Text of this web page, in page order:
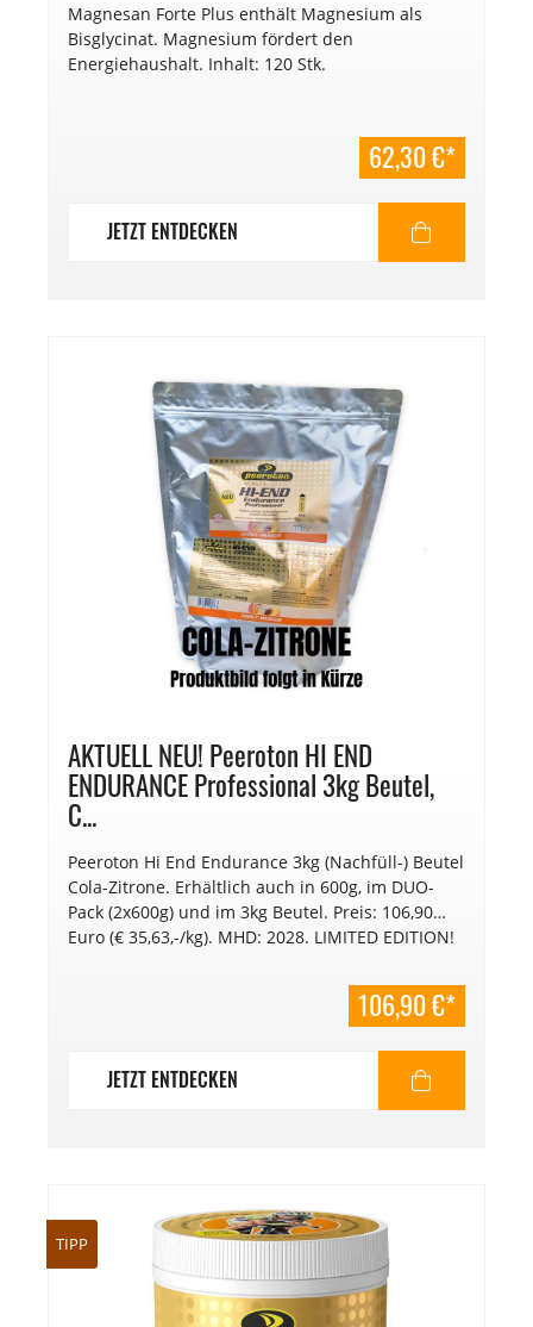
Magnesan Forte Plus enthält Magnesium als
Bisglycinat. Magnesium fördert den
Energiehaushalt. Inhalt: 120 Stk.
62,30 €*
JETZT ENTDECKEN
AKTUELL NEU! Peeroton HI END
ENDURANCE Professional 3kg Beutel,
C...
Peeroton Hi End Endurance 3kg (Nachfüll-) Beutel
Cola-Zitrone. Erhältlich auch in 600g, im DUO-
Pack (2x600g) und im 3kg Beutel. Preis: 106,90
Euro (€ 35,63,-/kg). MHD: 2028. LIMITED EDITION!
106,90 €*
JETZT ENTDECKEN
TIPP